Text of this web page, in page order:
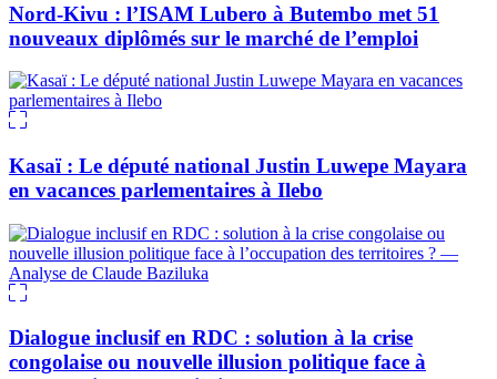
Nord-Kivu : l’ISAM Lubero à Butembo met 51
nouveaux diplômés sur le marché de l’emploi
Kasaï : Le député national Justin Luwepe Mayara
en vacances parlementaires à Ilebo
Dialogue inclusif en RDC : solution à la crise
congolaise ou nouvelle illusion politique face à